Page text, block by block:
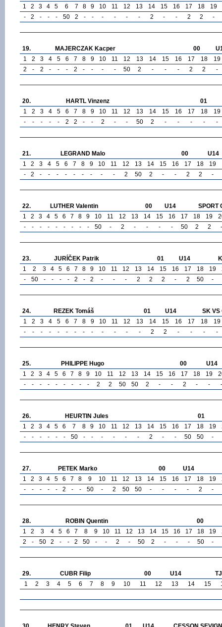
1
2 3 4 5 6 7 8 9 10 11 12 13 14 15 16 17 18
19
-
2 - - - 50 2 - - - - - - 2 - - 2 2 -
19. MAJERCZAK Kacper 00
1
2 3 4 5 6 7 8 9 10 11 12 13 14 15 16 17 18
19
2
- 2 - - - 2 - - - - 50 2 - - - 2 2 -
20. HARTL Vinzenz
01
1
2 3 4 5 6 7 8 9 10 11 12 13 14 15 16 17 18
19
-
- - - - 2 2 - - 2 - - 50 2 - - - - -
21. LEGRAND Malo 00
U14
1
2 3 4 5 6 7 8 9 10 11 12 13 14 15 16 17 18 19
-
2 - - - - - - - - - 2 50 2 - - 2 2 -
22. LUTHER Valentin 00 U14
SPORT
1
2 3 4 5 6 7 8 9 10 11 12 13 14 15 16 17 18 19
-
- - - - - - - - 50 - 2 - - - - 50 2 2 -
23. JURÍČEK Patrik 01 U14
1
2 3 4 5 6 7 8 9 10 11 12 13 14 15 16 17 18 19
-
50 - - - - 2 - 2 - - - 2 2 2 - 2 50 -
24. REZEK Tomáš 01 U14
SK VS
1
2 3 4 5 6 7 8 9 10 11 12 13 14 15 16 17 18
19
-
- - - - - - - - - - - - 2 2 - - - -
25. PHILIPPE Hugo 00
U14
1
2 3 4 5 6 7 8 9 10 11 12 13 14 15 16 17 18 19
-
- - - - - - - - 2 2 50 50 2 - - 2 - - -
26. HEURTIN Jules
01
1
2 3 4 5 6 7 8 9 10 11 12 13 14 15 16 17 18 19
-
- - - - - 50 - - - - - - 2 - - 50 50 -
27. PETEK Marko 00
U14
1
2 3 4 5 6 7 8 9 10 11 12 13 14 15 16 17 18 19
-
- - - - 2 - - 50 - 2 50 50 - - - - 2 -
28. ROBIN Quentin
00
1
2 3 4 5 6 7 8 9 10 11 12 13 14 15 16 17 18 19
2
- 50 2 - - 2 50 - - 2 - 50 2 - - - 50 -
29. CUBR Filip 00 U14
1
2 3 4 5 6 7 8 9 10 11 12 13 14 15